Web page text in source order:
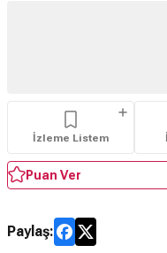
İzleme Listem
Puan Ver
Paylaş: